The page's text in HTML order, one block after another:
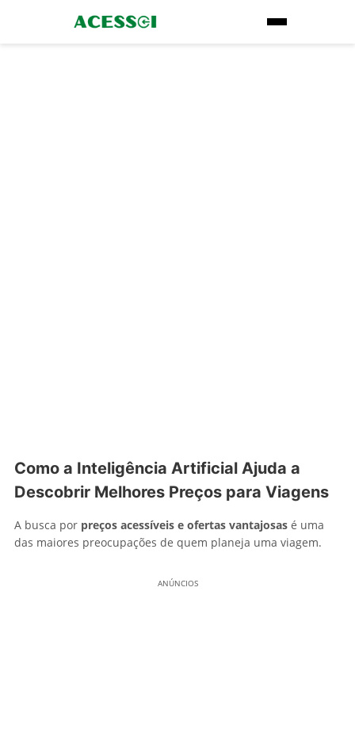
Como a Inteligência Artificial Ajuda a
Descobrir Melhores Preços para Viagens
A busca por preços acessíveis e ofertas vantajosas é uma
das maiores preocupações de quem planeja uma viagem.
ANÚNCIOS